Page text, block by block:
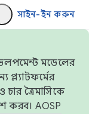
সাইন-ইন করুন
মডেলের
প্ল্যাটফর্মের
ত্রৈমাসিকে
করব। AOSP